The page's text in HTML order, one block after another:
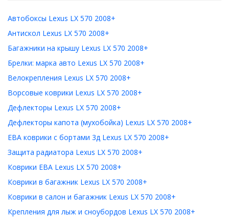
Автобоксы Lexus LX 570 2008+
Антискол Lexus LX 570 2008+
Багажники на крышу Lexus LX 570 2008+
Брелки: марка авто Lexus LX 570 2008+
Велокрепления Lexus LX 570 2008+
Ворсовые коврики Lexus LX 570 2008+
Дефлекторы Lexus LX 570 2008+
Дефлекторы капота (мухобойка) Lexus LX 570 2008+
ЕВА коврики с бортами 3д Lexus LX 570 2008+
Защита радиатора Lexus LX 570 2008+
Коврики ЕВА Lexus LX 570 2008+
Коврики в багажник Lexus LX 570 2008+
Коврики в салон и багажник Lexus LX 570 2008+
Крепления для лыж и сноубордов Lexus LX 570 2008+